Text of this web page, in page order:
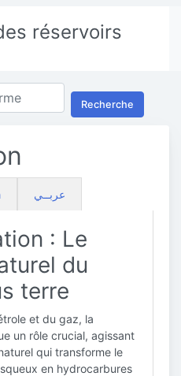
réservoirs
Recherche
عربــي
: Le
du
terre
et du gaz, la
un rôle crucial, agissant
qui transforme le
en hydrocarbures